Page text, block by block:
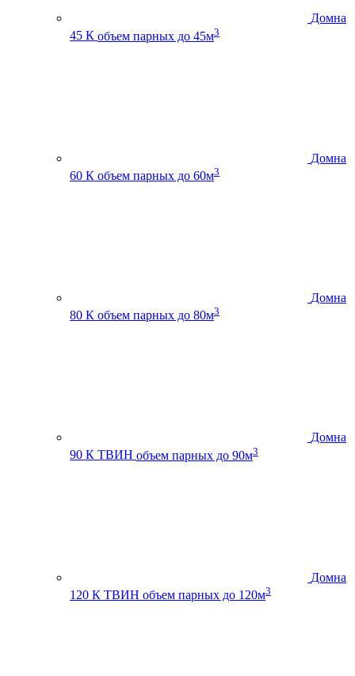
Домна
45 К объем парных до 45м3
Домна
60 К объем парных до 60м3
Домна
80 К объем парных до 80м3
Домна
90 К ТВИН объем парных до 90м3
Домна
120 К ТВИН объем парных до 120м3